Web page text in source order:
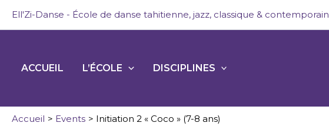
Ell'Zi-Danse - École de danse tahitienne, jazz, classique & contemporain
ACCUEIL L’ÉCOLE DISCIPLINES
Accueil Events Initiation 2 « Coco » (7-8 ans)